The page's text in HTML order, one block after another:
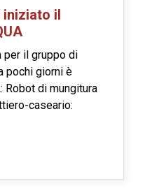
iniziato il
per il gruppo di
pochi giorni è
Robot di mungitura
caseario: